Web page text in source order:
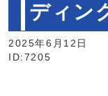
ディン
2025年6月12日
ID:7205